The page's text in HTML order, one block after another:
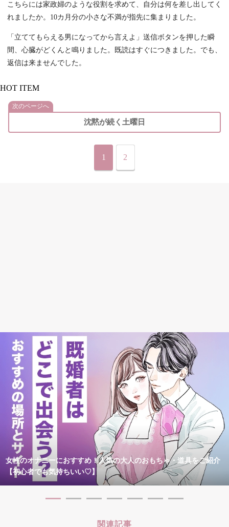
こちらには家政婦のような役割を求めて、自分は何を差し出してく
れましたか。10カ月分の小さな不満が指先に集まりました。
「立ててもらえる男になってから言えよ」送信ボタンを押した瞬
間、心臓がどくんと鳴りました。既読はすぐにつきました。でも、
返信は来ませんでした。
HOT ITEM
次のページへ
沈黙が続く土曜日
1 2
女性のオナニーにおすすめ！人気の大人のおもちゃ・道具をご紹介
【初心者でも気持ちいい♡】
関連記事